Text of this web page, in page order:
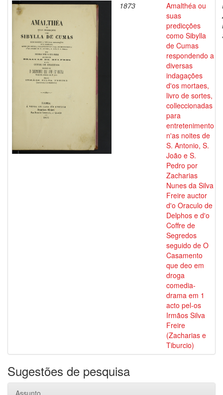
1873
Amalthéa ou
suas
predicções
como Sibylla
de Cumas
respondendo a
diversas
indagações
d'os mortaes,
livro de sortes,
colleccionadas
para
entretenimento
n'as noites de
S. Antonio, S.
João e S.
Pedro por
Zacharias
Nunes da Silva
Freire auctor
d'o Oraculo de
Delphos e d'o
Coffre de
Segredos
seguido de O
Casamento
que deo em
droga
comedia-
drama em 1
acto pel-os
Irmãos Silva
Freire
(Zacharias e
Tiburcio)
Sugestões de pesquisa
Assunto